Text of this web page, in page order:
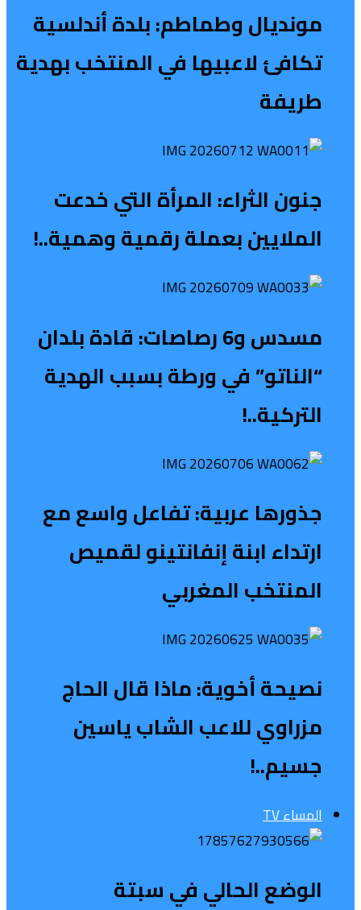
مونديال وطماطم: بلدة أندلسية
تكافئ لاعبيها في المنتخب بهدية
طريفة
جنون الثراء: المرأة التي خدعت
الملايين بعملة رقمية وهمية..!
مسدس و6 رصاصات: قادة بلدان
“الناتو” في ورطة بسبب الهدية
التركية..!
جذورها عربية: تفاعل واسع مع
ارتداء ابنة إنفانتينو لقميص
المنتخب المغربي
نصيحة أخوية: ماذا قال الحاج
مزراوي للاعب الشاب ياسين
جسيم..!
المساء TV
الوضع الحالي في سبتة